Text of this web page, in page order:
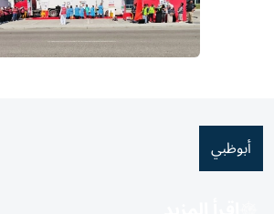
أبوظبي